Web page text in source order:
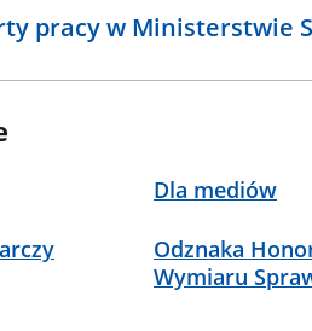
pracy w Ministerstwie
Dla mediów
Odznaka
Wymiaru